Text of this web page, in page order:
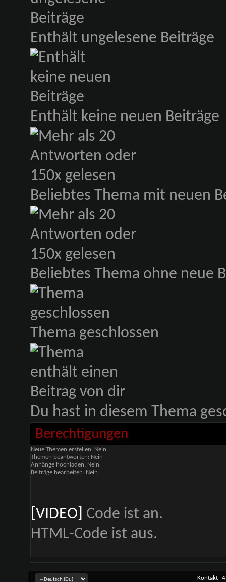
Enthält ungelesene Beiträge
Enthält keine neuen Beiträge
Beliebtes Thema mit neuen
Beliebtes Thema ohne neue
Thema geschlossen
Du hast in diesem Thema
Berechtigungen
Neue Themen erstellen: Nein
Themen beantworten: Nein
Anhänge hochladen: Nein
Beiträge bearbeiten: Nein
[VIDEO] Code ist an.
HTML-Code ist aus.
Kontakt